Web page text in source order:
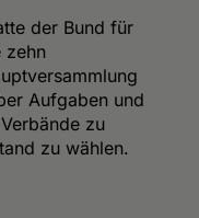
der Bund für
zehn
Aufgaben und
zu
zu wählen.